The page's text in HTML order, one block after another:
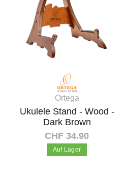
Ortega
Ukulele Stand - Wood -
Dark Brown
CHF 34.90
Auf Lager